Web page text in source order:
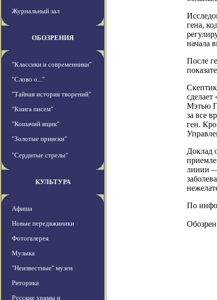
Журнальный зал
ОБОЗРЕНИЯ
"Классики и современники"
"Слово о..."
"Тайная история творений"
"Книга писем"
"Кошачий ящик"
"Золотые прииски"
"Сердитые стрелы"
КУЛЬТУРА
Афиша
Новые передвжиники
Фотогалерея
Музыка
"Неизвестные" музеи
Риторика
Русские храмы и
гена,
начала
После
сделает
Мэтью
за все
ген.
Доклад
линии —
По